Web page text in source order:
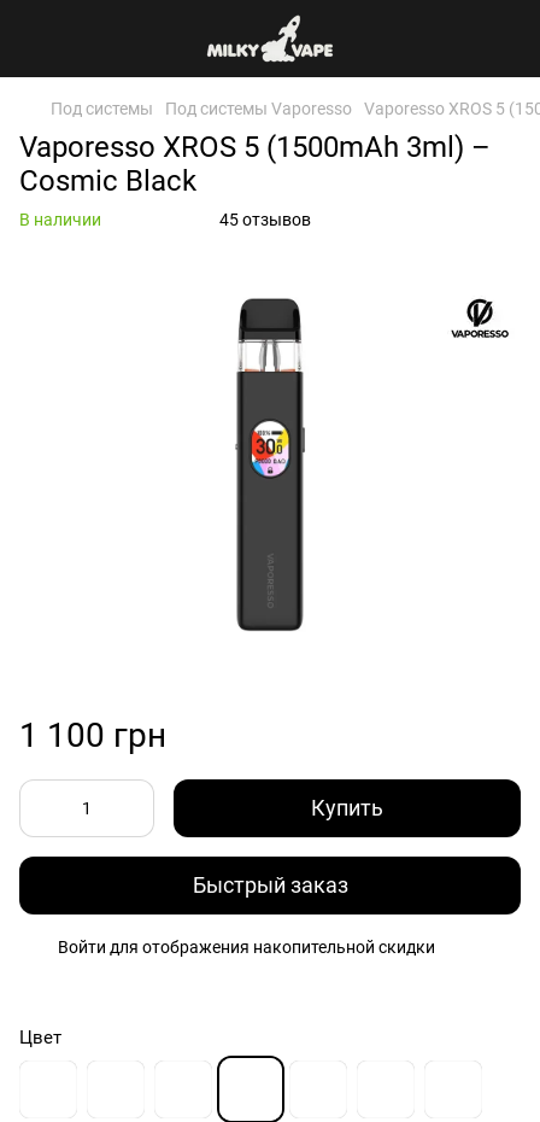
Под системы Под системы Vaporesso Vaporesso XROS 5
Vaporesso XROS 5 (1500mAh 3ml) –
Cosmic Black
В наличии 45 отзывов
1 100 грн
Купить
Быстрый заказ
Войти для отображения накопительной скидки
Цвет